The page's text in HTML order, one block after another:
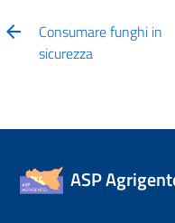
Consumare funghi in
sicurezza
ASP